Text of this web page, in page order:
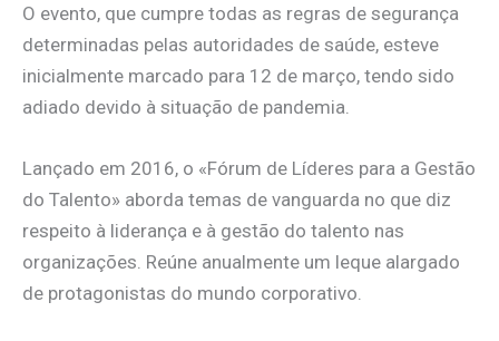
O evento, que cumpre todas as regras de segurança
determinadas pelas autoridades de saúde, esteve
inicialmente marcado para 12 de março, tendo sido
adiado devido à situação de pandemia.
Lançado em 2016, o «Fórum de Líderes para a Gestão
do Talento» aborda temas de vanguarda no que diz
respeito à liderança e à gestão do talento nas
organizações. Reúne anualmente um leque alargado
de protagonistas do mundo corporativo.